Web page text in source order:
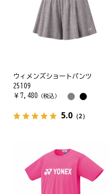
ウィメンズショートパンツ
25109
￥ 7,480 （税込）
5.0 （2）